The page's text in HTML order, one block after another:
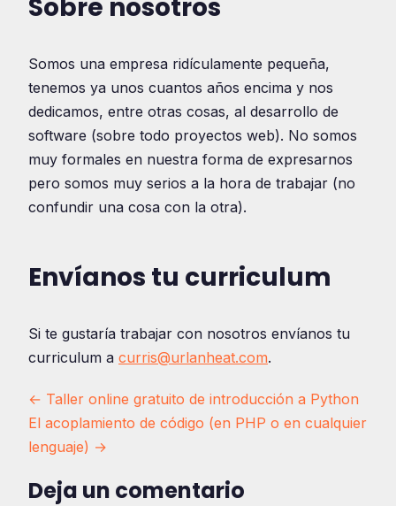
Sobre nosotros
Somos una empresa ridículamente pequeña,
tenemos ya unos cuantos años encima y nos
dedicamos, entre otras cosas, al desarrollo de
software (sobre todo proyectos web). No somos
muy formales en nuestra forma de expresarnos
pero somos muy serios a la hora de trabajar (no
confundir una cosa con la otra).
Envíanos tu curriculum
Si te gustaría trabajar con nosotros envíanos tu
curriculum a curris@urlanheat.com.
Navegación
de
entradas
← Taller online gratuito de introducción a Python
El acoplamiento de código (en PHP o en cualquier
lenguaje) →
Deja un comentario